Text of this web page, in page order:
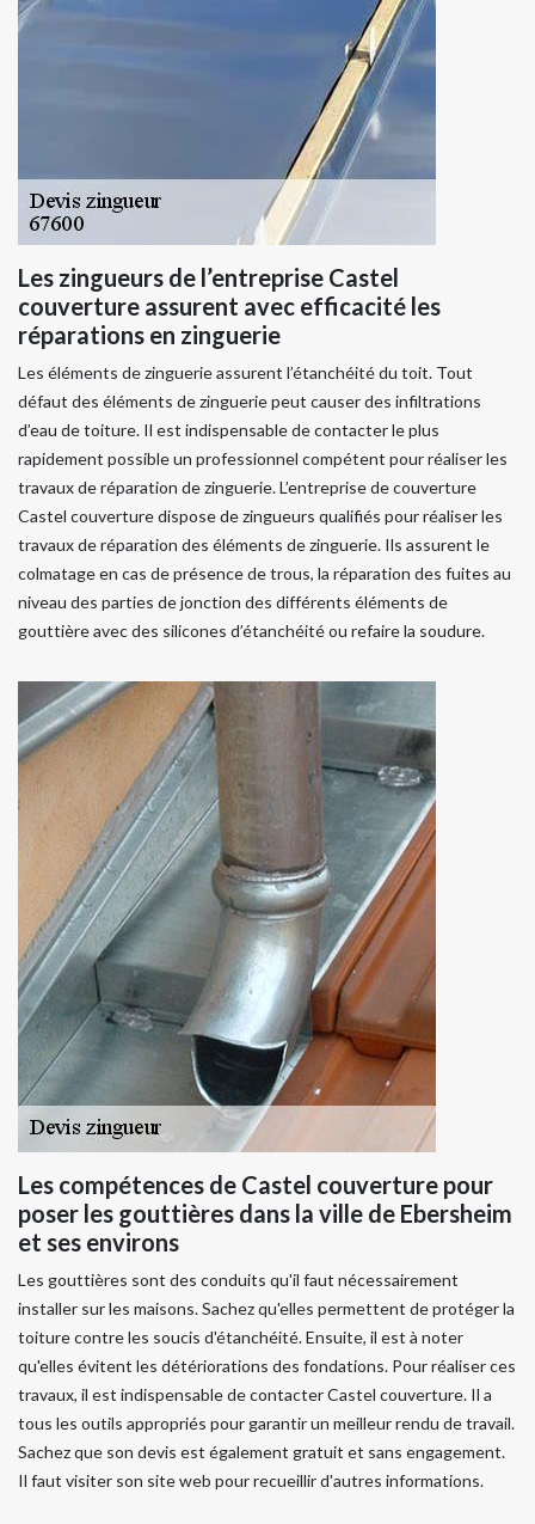
Les zingueurs de l’entreprise Castel
couverture assurent avec efficacité les
réparations en zinguerie
Les éléments de zinguerie assurent l’étanchéité du toit. Tout
défaut des éléments de zinguerie peut causer des infiltrations
d’eau de toiture. Il est indispensable de contacter le plus
rapidement possible un professionnel compétent pour réaliser les
travaux de réparation de zinguerie. L’entreprise de couverture
Castel couverture dispose de zingueurs qualifiés pour réaliser les
travaux de réparation des éléments de zinguerie. Ils assurent le
colmatage en cas de présence de trous, la réparation des fuites au
niveau des parties de jonction des différents éléments de
gouttière avec des silicones d’étanchéité ou refaire la soudure.
Les compétences de Castel couverture pour
poser les gouttières dans la ville de Ebersheim
et ses environs
Les gouttières sont des conduits qu'il faut nécessairement
installer sur les maisons. Sachez qu'elles permettent de protéger la
toiture contre les soucis d'étanchéité. Ensuite, il est à noter
qu'elles évitent les détériorations des fondations. Pour réaliser ces
travaux, il est indispensable de contacter Castel couverture. Il a
tous les outils appropriés pour garantir un meilleur rendu de travail.
Sachez que son devis est également gratuit et sans engagement.
Il faut visiter son site web pour recueillir d'autres informations.